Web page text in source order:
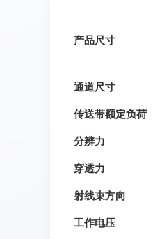
产品尺寸
通道尺寸
传送带额定负荷
分辨力
穿透力
射线束方向
工作电压